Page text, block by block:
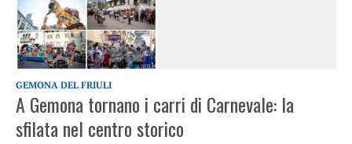
GEMONA DEL FRIULI
A Gemona tornano i carri di Carnevale: la
sfilata nel centro storico